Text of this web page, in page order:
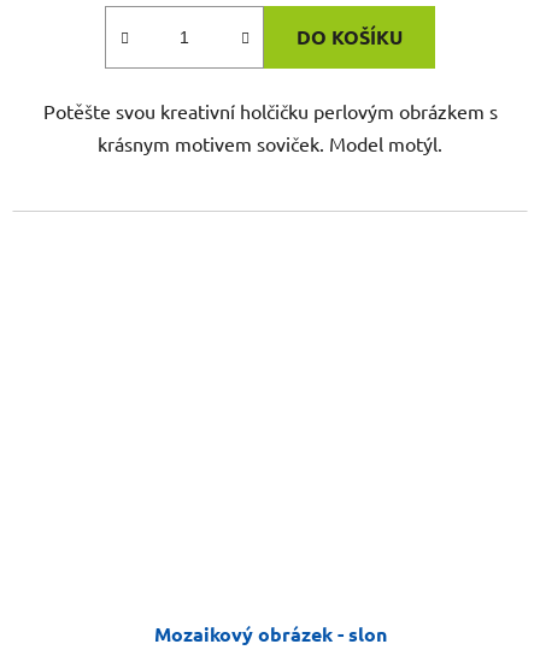
DO KOŠÍKU
Potěšte svou kreativní holčičku perlovým obrázkem s
krásnym motivem soviček. Model motýl.
Mozaikový obrázek - slon